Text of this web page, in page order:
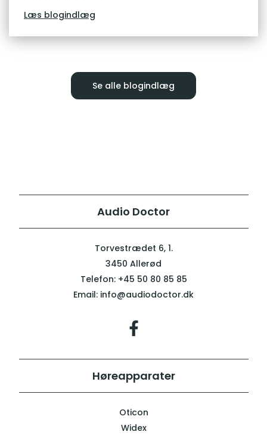
Læs blogindlæg
Se alle blogindlæg
Audio Doctor
Torvestrædet 6, 1.
3450 Allerød
Telefon: +45 50 80 85 85
Email: info@audiodoctor.dk
Høreapparater
Oticon
Widex